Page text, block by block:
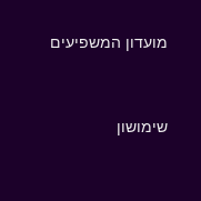
מועדון המשפיעים
שימושון